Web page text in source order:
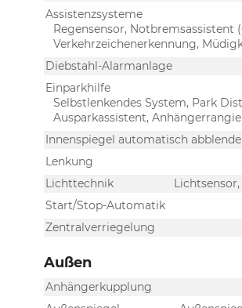
Assistenzsysteme
Regensensor, Notbremsassistent
Verkehrzeichenerkennung,
Diebstahl-Alarmanlage
Einparkhilfe
Selbstlenkendes System, Park
Ausparkassistent,
Innenspiegel automatisch
Lenkung
Lichttechnik
Start/Stop-Automatik
Zentralverriegelung
Außen
Anhängerkupplung